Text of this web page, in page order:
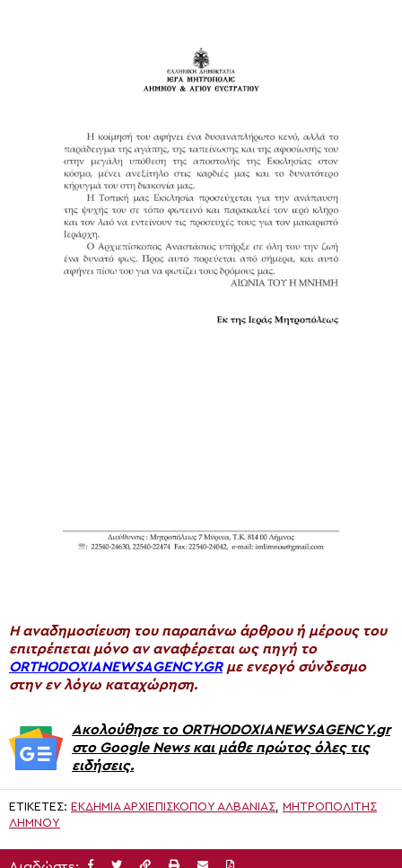
H αναδημοσίευση του παραπάνω άρθρου ή μέρους του
επιτρέπεται μόνο αν αναφέρεται ως πηγή το
ORTHODOXIANEWSAGENCY.GRμε ενεργό σύνδεσμο
στην εν λόγω καταχώρηση.
Ακολούθησε το ORTHODOXIANEWSAGENCY.gr
στο Google News και μάθε πρώτος όλες τις
ειδήσεις.
ΕΤΙΚΈΤΕΣ: ΕΚΔΗΜΊΑ ΑΡΧΙΕΠΙΣΚΌΠΟΥ ΑΛΒΑΝΊΑΣ, ΜΗΤΡΟΠΟΛΊΤΗΣ
ΛΉΜΝΟΥ